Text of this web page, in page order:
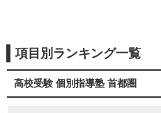
項目別ランキング一覧
高校受験 個別指導塾 首都圏